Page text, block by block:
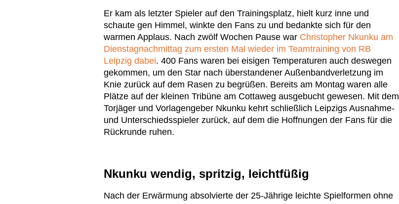
Er kam als letzter Spieler auf den Trainingsplatz, hielt kurz inne und
schaute gen Himmel, winkte den Fans zu und bedankte sich für den
warmen Applaus. Nach zwölf Wochen Pause war Christopher Nkunku am
Dienstagnachmittag zum ersten Mal wieder im Teamtraining von RB
Leipzig dabei. 400 Fans waren bei eisigen Temperaturen auch deswegen
gekommen, um den Star nach überstandener Außenbandverletzung im
Knie zurück auf dem Rasen zu begrüßen. Bereits am Montag waren alle
Plätze auf der kleinen Tribüne am Cottaweg ausgebucht gewesen. Mit dem
Torjäger und Vorlagengeber Nkunku kehrt schließlich Leipzigs Ausnahme-
und Unterschiedsspieler zurück, auf dem die Hoffnungen der Fans für die
Rückrunde ruhen.
Nkunku wendig, spritzig, leichtfüßig
Nach der Erwärmung absolvierte der 25-Jährige leichte Spielformen ohne